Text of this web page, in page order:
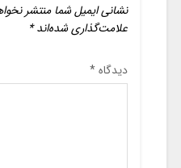
نشانی ایمیل شما منتشر
علامت‌گذاری شده‌اند*
دیدگاه*